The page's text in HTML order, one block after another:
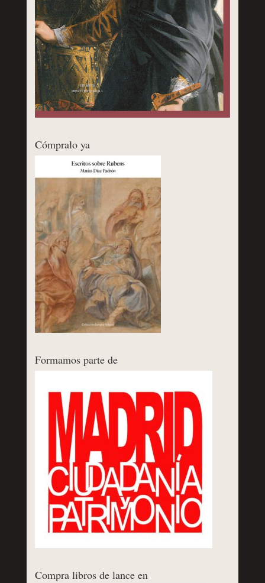
Cómpralo ya
Formamos parte de
Compra libros de lance en